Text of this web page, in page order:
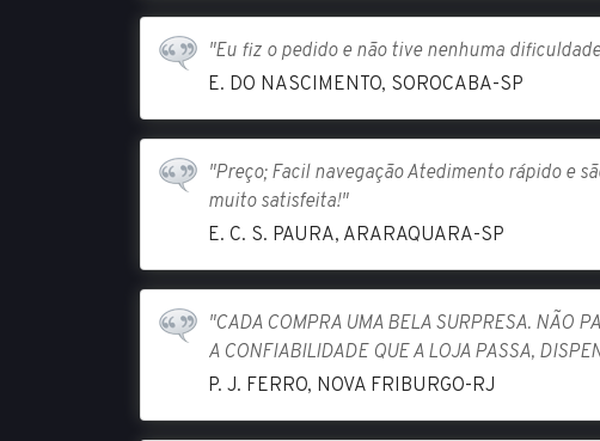
"Eu fiz o pedido e não tive nenhuma
E. DO NASCIMENTO, SOROCABA-SP
"Preço; Facil navegação Atedimento rápido e
muito satisfeita!"
E. C. S. PAURA, ARARAQUARA-SP
"CADA COMPRA UMA BELA SURPRESA. NÃO
A CONFIABILIDADE QUE A LOJA PASSA,
P. J. FERRO, NOVA FRIBURGO-RJ